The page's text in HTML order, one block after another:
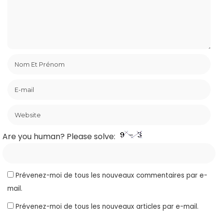
Are you human? Please solve:
Prévenez-moi de tous les nouveaux commentaires par e-
mail.
Prévenez-moi de tous les nouveaux articles par e-mail.